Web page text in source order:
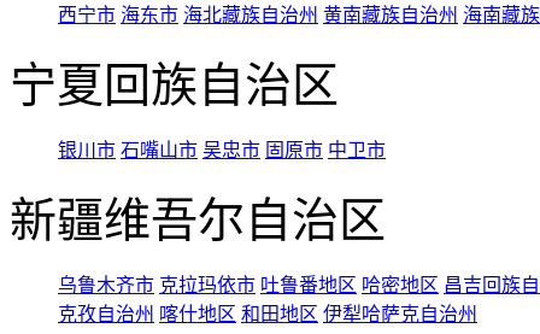
西宁市 海东市 海北藏族自治州 黄南藏族自治州 海南藏
宁夏回族自治区
银川市 石嘴山市 吴忠市 固原市 中卫市
新疆维吾尔自治区
乌鲁木齐市 克拉玛依市 吐鲁番地区 哈密地区 昌吉回族
克孜自治州 喀什地区 和田地区 伊犁哈萨克自治州